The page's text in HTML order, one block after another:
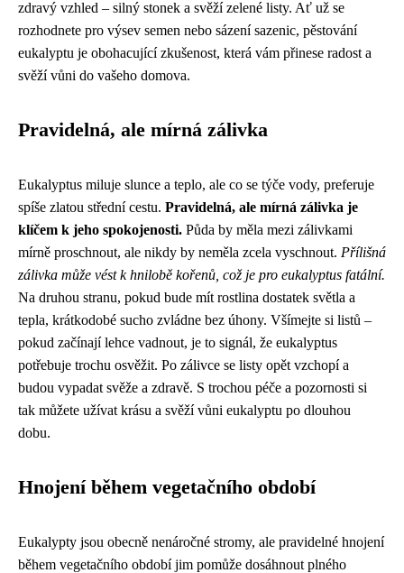
zdravý vzhled – silný stonek a svěží zelené listy. Ať už se
rozhodnete pro výsev semen nebo sázení sazenic, pěstování
eukalyptu je obohacující zkušenost, která vám přinese radost a
svěží vůni do vašeho domova.
Pravidelná, ale mírná zálivka
Eukalyptus miluje slunce a teplo, ale co se týče vody, preferuje
spíše zlatou střední cestu. Pravidelná, ale mírná zálivka je
klíčem k jeho spokojenosti. Půda by měla mezi zálivkami
mírně proschnout, ale nikdy by neměla zcela vyschnout. Přílišná
zálivka může vést k hnilobě kořenů, což je pro eukalyptus fatální.
Na druhou stranu, pokud bude mít rostlina dostatek světla a
tepla, krátkodobé sucho zvládne bez úhony. Všímejte si listů –
pokud začínají lehce vadnout, je to signál, že eukalyptus
potřebuje trochu osvěžit. Po zálivce se listy opět vzchopí a
budou vypadat svěže a zdravě. S trochou péče a pozornosti si
tak můžete užívat krásu a svěží vůni eukalyptu po dlouhou
dobu.
Hnojení během vegetačního období
Eukalypty jsou obecně nenáročné stromy, ale pravidelné hnojení
během vegetačního období jim pomůže dosáhnout plného